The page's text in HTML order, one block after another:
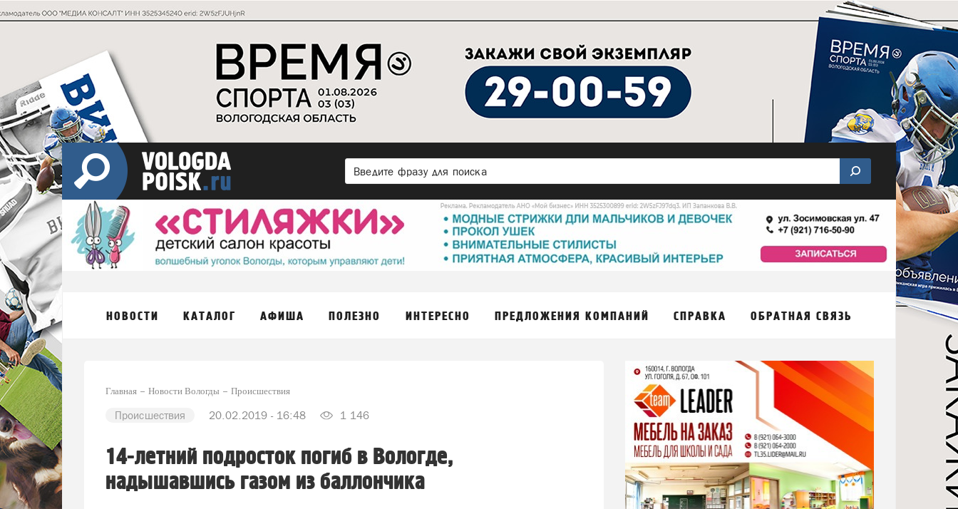
НОВОСТИ КАТАЛОГ АФИША ПОЛЕЗНО ИНТЕРЕСНО ПРЕДЛОЖЕНИЯ КОМПАНИЙ СПРАВКА ОБРАТНАЯ СВЯЗЬ
Главная Новости Вологды Происшествия
Происшествия 20.02.2019 - 16:48 1 146
14-летний подросток погиб в Вологде,
надышавшись газом из баллончика